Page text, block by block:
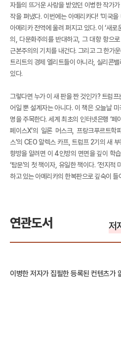
자들의 뜨거운 사랑을 받았던 이병한 작가
작을 펴냈다. 이번에는 아메리카다! ‘미국
아메리카 전역에 울려 퍼지고 있다. 이 ‘새
의, 다문화주의를 반대하고, 그 대항 항으
근본주의의 기치를 내건다. 그리고 그 한가
트리트의 경제 엘리트들이 아니라, 실리콘
있다.
그렇다면 누가 이 새 판을 짠 것인가? 트럼프
어일 뿐 설계자는 아니다. 이 책은 오늘날
명을 주목한다. 세계 최초의 인터넷은행 ‘페
페이스X’의 일론 머스크, 프랑크푸르트학
스’의 CEO 알렉스 카프, 트럼프 2기의 새
향방을 알려면 이 4인방의 면면을 깊이 학
‘탐문’의 첫 책이자, 유일한 책이다. ‘전지적
하고 있는 아메리카의 한복판으로 깊숙이 들
연관도서 저
이병한 저자가 집필한 등록된 컨텐츠가